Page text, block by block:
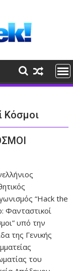
Κόσμοι
“Hack the
Φανταστικοί
υπό την
της Γενικής
του